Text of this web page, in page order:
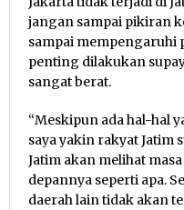
jangan sampai pikiran
sampai mempengaruhi
penting dilakukan
sangat berat.
“Meskipun ada hal-hal
saya yakin rakyat Jatim
Jatim akan melihat
depannya seperti apa.
daerah lain tidak akan